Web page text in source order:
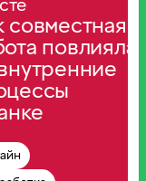
совместная
повлияла